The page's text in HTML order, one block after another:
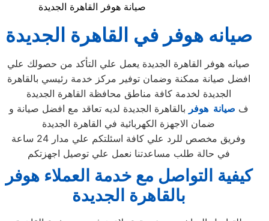
صيانة هوفر القاهرة الجديدة
صيانه هوفر في القاهرة الجديدة
صيانه هوفر القاهرة الجديدة يعمل علي التأكد من حصولك علي
افضل صيانة ممكنة وضمان توفير مركز خدمة رئيسي بالقاهرة
الجديدة لخدمة كافة مناطق محافظة القاهرة الجديدة
ف صيانة هوفر بالقاهرة الجديدة لديه تعاقد مع افضل صيانة و
ضمان الاجهزة الكهربائية في القاهرة الجديدة
وفريق مخصص للرد علي كافة اسئلتكم علي مدار 24 ساعة
في حالة طلب مساعدتنا نعمل علي توصيل اجهزتكم
كيفية التواصل مع خدمة العملاء هوفر
بالقاهرة الجديدة